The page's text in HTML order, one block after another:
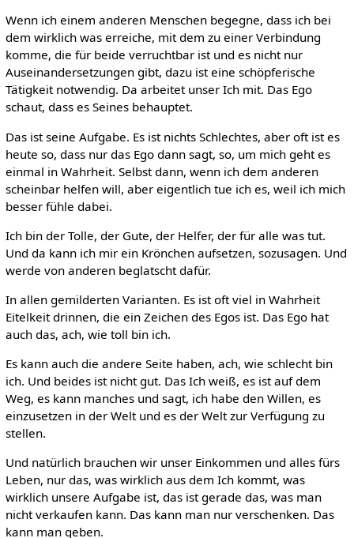
Wenn ich einem anderen Menschen begegne, dass ich bei
dem wirklich was erreiche, mit dem zu einer Verbindung
komme, die für beide verruchtbar ist und es nicht nur
Auseinandersetzungen gibt, dazu ist eine schöpferische
Tätigkeit notwendig. Da arbeitet unser Ich mit. Das Ego
schaut, dass es Seines behauptet.
Das ist seine Aufgabe. Es ist nichts Schlechtes, aber oft ist es
heute so, dass nur das Ego dann sagt, so, um mich geht es
einmal in Wahrheit. Selbst dann, wenn ich dem anderen
scheinbar helfen will, aber eigentlich tue ich es, weil ich mich
besser fühle dabei.
Ich bin der Tolle, der Gute, der Helfer, der für alle was tut.
Und da kann ich mir ein Krönchen aufsetzen, sozusagen. Und
werde von anderen beglatscht dafür.
In allen gemilderten Varianten. Es ist oft viel in Wahrheit
Eitelkeit drinnen, die ein Zeichen des Egos ist. Das Ego hat
auch das, ach, wie toll bin ich.
Es kann auch die andere Seite haben, ach, wie schlecht bin
ich. Und beides ist nicht gut. Das Ich weiß, es ist auf dem
Weg, es kann manches und sagt, ich habe den Willen, es
einzusetzen in der Welt und es der Welt zur Verfügung zu
stellen.
Und natürlich brauchen wir unser Einkommen und alles fürs
Leben, nur das, was wirklich aus dem Ich kommt, was
wirklich unsere Aufgabe ist, das ist gerade das, was man
nicht verkaufen kann. Das kann man nur verschenken. Das
kann man geben.